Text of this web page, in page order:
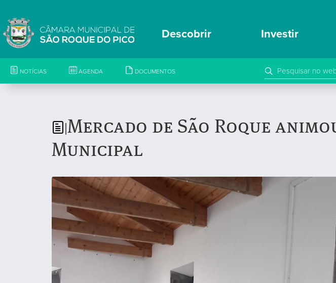
Descobrir Investir
NOTÍCIAS AGENDA DOCUMENTOS
Mercado de São Roque
Municipal